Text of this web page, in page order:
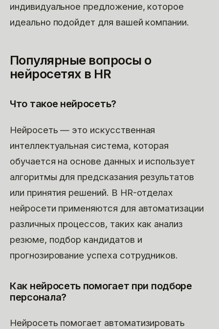
индивидуальное предложение, которое
идеально подойдет для вашей компании.
Популярные вопросы о
нейросетях в HR
Что такое нейросеть?
Нейросеть — это искусственная
интеллектуальная система, которая
обучается на основе данных и использует
алгоритмы для предсказания результатов
или принятия решений. В HR-отделах
нейросети применяются для автоматизации
различных процессов, таких как анализ
резюме, подбор кандидатов и
прогнозирование успеха сотрудников.
Как нейросеть помогает при подборе
персонала?
Нейросеть помогает автоматизировать